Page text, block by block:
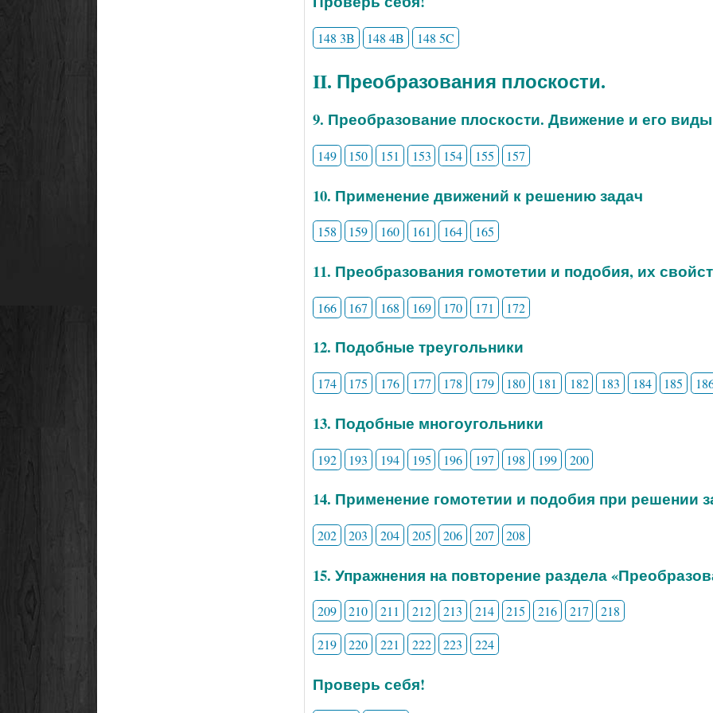
148 3B 148 4B 148 5C
II. Преобразования плоскости.
9. Преобразование плоскости. Движение и его виды
149 150 151 153 154 155 157
10. Применение движений к решению задач
158 159 160 161 164 165
11. Преобразования гомотетии и подобия, их
166 167 168 169 170 171 172
12. Подобные треугольники
174 175 176 177 178 179 180 181 182 183 184 185
13. Подобные многоугольники
192 193 194 195 196 197 198 199 200
14. Применение гомотетии и подобия при решении
202 203 204 205 206 207 208
15. Упражнения на повторение раздела
209 210 211 212 213 214 215 216 217
218
219
220 221 222 223 224
Проверь себя!